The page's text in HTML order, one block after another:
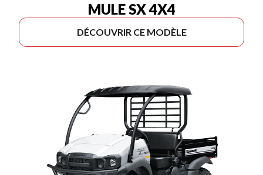
MULE SX 4X4
DÉCOUVRIR CE MODÈLE